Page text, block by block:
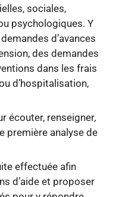
sociales,
psychologiques. Y
d’avances
des demandes
dans les frais
d’hospitalisation,
écouter, renseigner,
première analyse de
effectuée afin
d’aide et proposer